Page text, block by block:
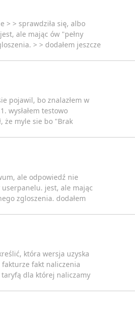
> > sprawdziła się, albo
ale mając ów "pełny
> > dodałem jeszcze
pojawil, bo znalazłem w
wysłałem testowo
że myle sie bo "Brak
ale odpowiedź nie
userpanelu. jest, ale mając
zgloszenia. dodałem
która wersja uzyska
fakturze fakt naliczenia
taryfą dla której naliczamy